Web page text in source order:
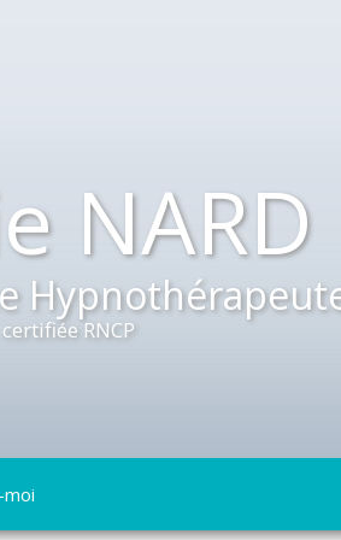
NARD
certifiée RNCP